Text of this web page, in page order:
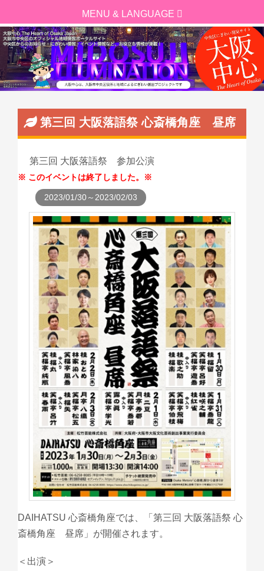
第三回 大阪落語祭 心斎橋角座 昼席
第三回 大阪落語祭 参加公演
このイベントは終了しました。
2023/01/30～2023/02/03
DAIHATSU 心斎橋角座では、「第三回 大阪落語祭 心
斎橋角座 昼席」が開催されます。
＜出演＞